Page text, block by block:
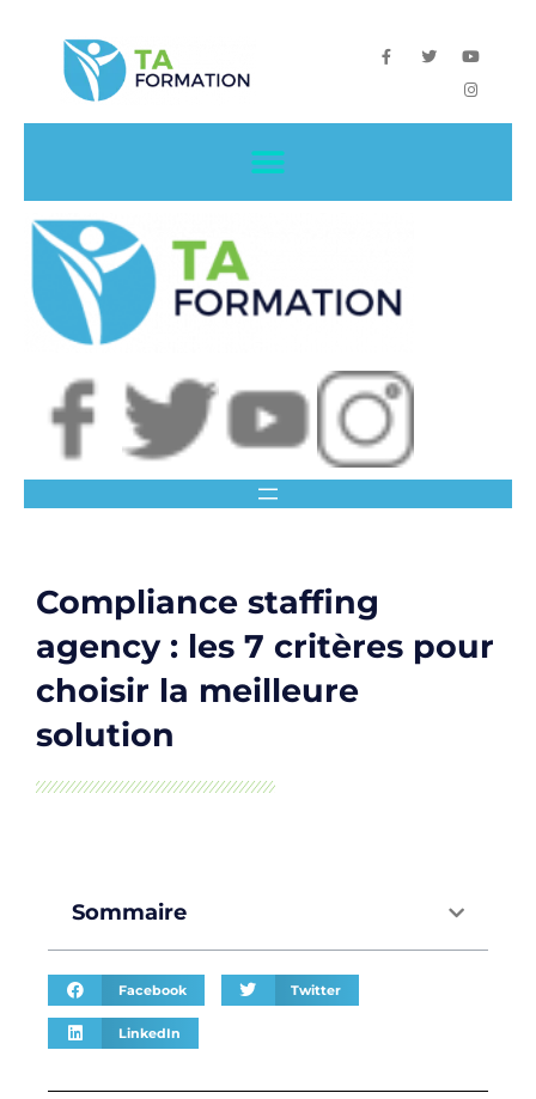
Compliance staffing
agency : les 7 critères pour
choisir la meilleure
solution
Sommaire
Facebook Twitter
LinkedIn